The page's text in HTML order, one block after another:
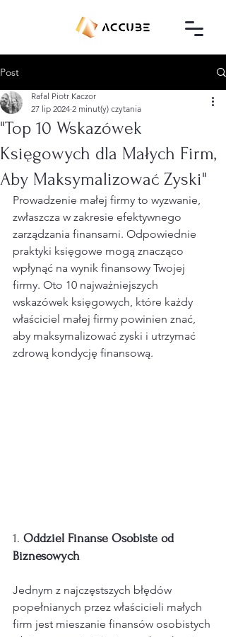
Post
"Top 10 Wskazówek
Księgowych dla Małych Firm,
Aby Maksymalizować Zyski"
Rafal Piotr Kaczor
27 lip 2024 2 minut(y) czytania
Prowadzenie małej firmy to wyzwanie,
zwłaszcza w zakresie efektywnego
zarządzania finansami. Odpowiednie
praktyki księgowe mogą znacząco
wpłynąć na wynik finansowy Twojej
firmy. Oto 10 najważniejszych
wskazówek księgowych, które każdy
właściciel małej firmy powinien znać,
aby maksymalizować zyski i utrzymać
zdrową kondycję finansową.
1. Oddziel Finanse Osobiste od
Biznesowych
Jednym z najczęstszych błędów
popełnianych przez właścicieli małych
firm jest mieszanie finansów osobistych